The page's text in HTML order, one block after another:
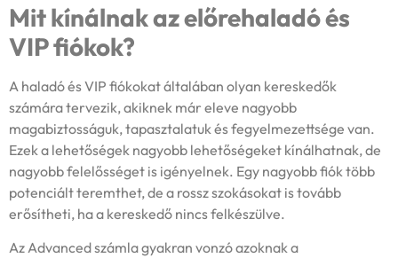
Mit kínálnak az előrehaladó és
VIP fiókok?
A haladó és VIP fiókokat általában olyan kereskedők
számára tervezik, akiknek már eleve nagyobb
magabiztosságuk, tapasztalatuk és fegyelmezettsége van.
Ezek a lehetőségek nagyobb lehetőségeket kínálhatnak, de
nagyobb felelősséget is igényelnek. Egy nagyobb fiók több
potenciált teremthet, de a rossz szokásokat is tovább
erősítheti, ha a kereskedő nincs felkészülve.
Az Advanced számla gyakran vonzó azoknak a